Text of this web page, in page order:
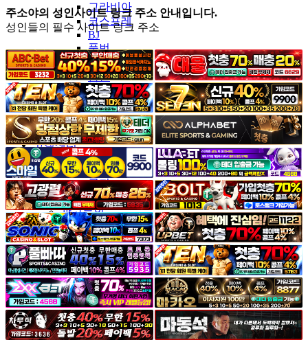
그라비아
코스프레
BJ
품번
후방주의
움짤
스포츠
기타
야썰
고객센터
공지&이벤트
공지
1:1문의
광고문의
주소야의 성인사이트 링크 주소 안내입니다.
성인들의 필수 사이트 링크 주소